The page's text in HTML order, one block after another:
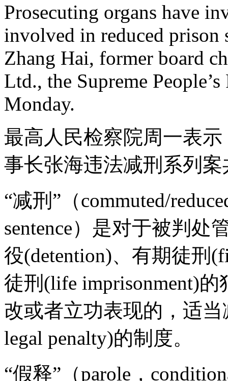
Prosecuting organs have
involved in reduced prison
Zhang Hai, former board
Ltd., the Supreme
Monday.
最高人民检察院周一表
事长张海违法减刑系列
“减刑”（commuted/
sentence）是对于被判处
役(detention)、有期徒刑
徒刑(life imprisonment)
改或者立功表现的，适
legal penalty)的制度。
“假释”（parole，